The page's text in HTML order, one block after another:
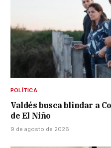
POLÍTICA
Valdés busca blindar a
de El Niño
9 de agosto de 2026